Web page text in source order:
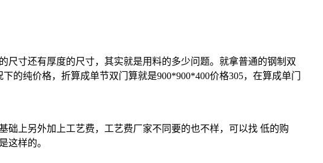
寸还有厚度的尺寸，其实就是用料的多少问题。就拿普通的钢制双
的纯价格，折算成单节双门算就是900*900*400价格305，在算成单门
上另外加上工艺费，工艺费厂家不同要的也不样，可以找 低的购
这样的。